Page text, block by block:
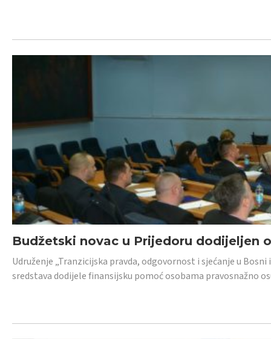
Budžetski novac u Prijedoru dodijeljen
Udruženje „Tranzicijska pravda, odgovornost i sjećanje u
sredstava dodijele finansijsku pomoć osobama pravosnažno